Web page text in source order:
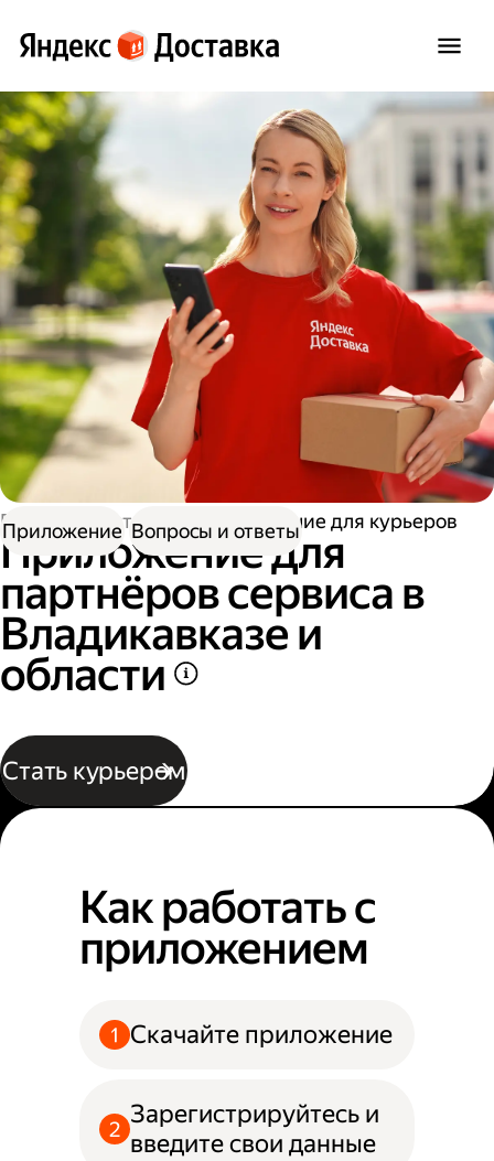
Работа в Доставке Приложение для курьеров
Приложение для
партнёров сервиса в
Владикавказе и
области
Стать курьером
Приложение Вопросы и ответы
Как работать с
приложением
Скачайте приложение
Зарегистрируйтесь и
введите свои данные